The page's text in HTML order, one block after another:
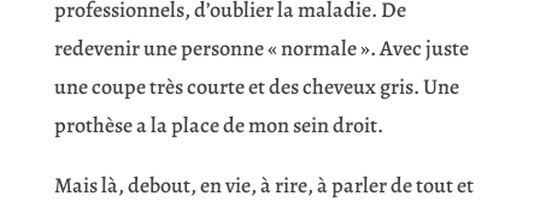
professionnels, d’oublier la maladie. De
redevenir une personne « normale ». Avec juste
une coupe très courte et des cheveux gris. Une
prothèse a la place de mon sein droit.
Mais là, debout, en vie, à rire, à parler de tout et